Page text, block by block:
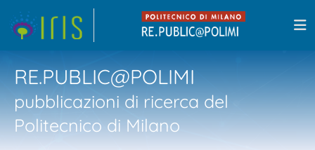
RE.PUBLIC@POLIMI
pubblicazioni di ricerca del
Politecnico di Milano